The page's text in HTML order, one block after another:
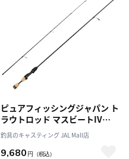
ピュアフィッシングジャパン ト
ラウトロッド マスビートIV
MBES-632ULS (スピニング/2ピ
ース)
釣具のキャスティング JAL Mall店
9,680 円 （税込）